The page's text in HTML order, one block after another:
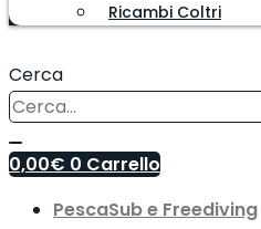
Ricambi Coltri
Cerca
0,00€ 0 Carrello
PescaSub e Freediving